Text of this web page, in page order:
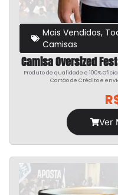
Mais Vendidos,
Camisas
Camisa Oversized
Produto de qualidade e 100%
Cartão de Crédito e
Ver